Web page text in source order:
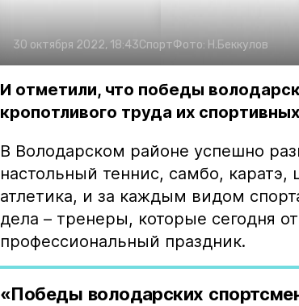
30 октября 2022, 18:43СпортФото: Н.Беккулов
И отметили, что победы
кропотливого труда их
В Володарском районе успешно
настольный теннис, самбо,
атлетика, и за каждым видом
дела – тренеры, которые сегодня
профессиональный праздник.
«Победы володарских